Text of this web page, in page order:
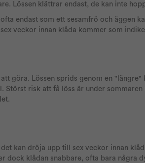
Lössen klättrar endast, de kan inte
endast som ett sesamfrö och äggen
veckor innan klåda kommer som
göra. Lössen sprids genom en "längre"
risk att få löss är under sommaren
kan dröja upp till sex veckor innan
dock klådan snabbare, ofta bara några